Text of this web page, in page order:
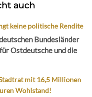
auch
keine politische Rendite
Bundesländer
Ostdeutsche und die
mit 16,5 Millionen
Wohlstand!